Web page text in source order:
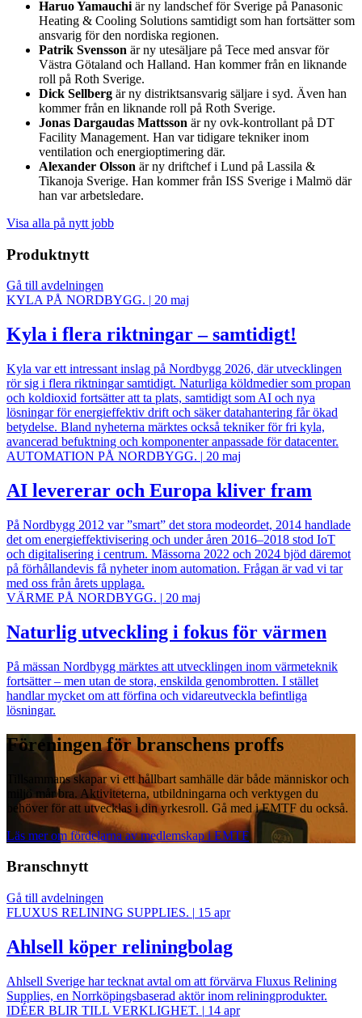
Haruo Yamauchi är ny landschef för Sverige på Panasonic
Heating & Cooling Solutions samtidigt som han fortsätter som
ansvarig för den nordiska regionen.
Patrik Svensson är ny utesäljare på Tece med ansvar för
Västra Götaland och Halland. Han kommer från en liknande
roll på Roth Sverige.
Dick Sellberg är ny distriktsansvarig säljare i syd. Även han
kommer från en liknande roll på Roth Sverige.
Jonas Dargaudas Mattsson är ny ovk-kontrollant på DT
Facility Management. Han var tidigare tekniker inom
ventilation och energioptimering där.
Alexander Olsson är ny driftchef i Lund på Lassila &
Tikanoja Sverige. Han kommer från ISS Sverige i Malmö där
han var arbetsledare.
Visa alla på nytt jobb
Produktnytt
Gå till avdelningen
KYLA PÅ NORDBYGG. | 20 maj
Kyla i flera riktningar – samtidigt!
Kyla var ett intressant inslag på Nordbygg 2026, där utvecklingen
rör sig i flera riktningar samtidigt. Naturliga köldmedier som propan
och koldioxid fortsätter att ta plats, samtidigt som AI och nya
lösningar för energieffektiv drift och säker datahantering får ökad
betydelse. Bland nyheterna märktes också tekniker för fri kyla,
avancerad befuktning och komponenter anpassade för datacenter.
AUTOMATION PÅ NORDBYGG. | 20 maj
AI levererar och Europa kliver fram
På Nordbygg 2012 var ”smart” det stora modeordet, 2014 handlade
det om energieffektivisering och under åren 2016–2018 stod IoT
och digitalisering i centrum. Mässorna 2022 och 2024 bjöd däremot
på förhållandevis få nyheter inom automation. Frågan är vad vi tar
med oss från årets upplaga.
VÄRME PÅ NORDBYGG. | 20 maj
Naturlig utveckling i fokus för värmen
På mässan Nordbygg märktes att utvecklingen inom värmeteknik
fortsätter – men utan de stora, enskilda genombrotten. I stället
handlar mycket om att förfina och vidareutveckla befintliga
lösningar.
Föreningen för branschens proffs
Tillsammans skapar vi ett hållbart samhälle där både människor och
miljö mår bra. Aktiviteterna, utbildningarna och verktygen du
behöver för att utvecklas i din yrkesroll. Gå med i EMTF du också.
Läs mer om fördelarna av medlemskap i EMTF
Branschnytt
Gå till avdelningen
FLUXUS RELINING SUPPLIES. | 15 apr
Ahlsell köper reliningbolag
Ahlsell Sverige har tecknat avtal om att förvärva Fluxus Relining
Supplies, en Norrköpingsbaserad aktör inom reliningprodukter.
IDÉER BLIR TILL VERKLIGHET. | 14 apr